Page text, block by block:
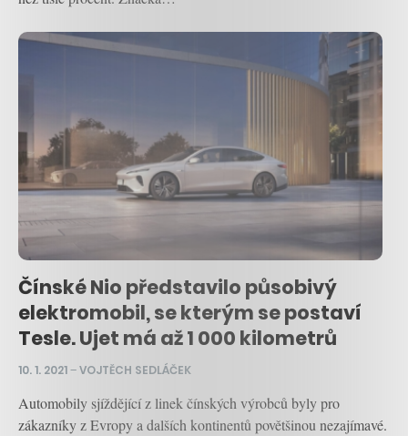
Čínské Nio představilo působivý
elektromobil, se kterým se postaví
Tesle. Ujet má až 1 000 kilometrů
10. 1. 2021–VOJTĚCH SEDLÁČEK
Automobily sjíždějící z linek čínských výrobců byly pro
zákazníky z Evropy a dalších kontinentů povětšinou nezajímavé.